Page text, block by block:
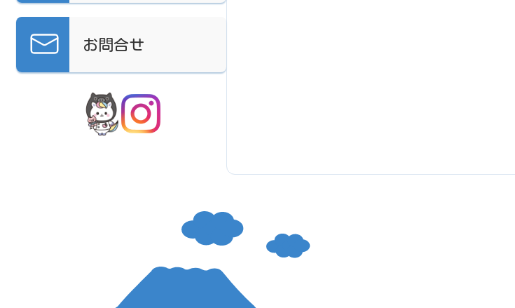
お問合せ